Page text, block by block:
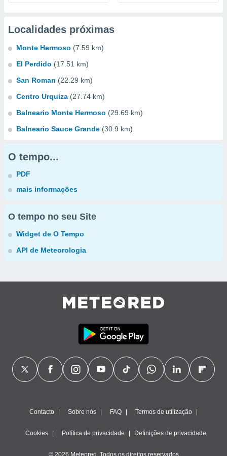
Localidades próximas
Monte Hermoso (7.59 km)
El Perdido (17.51 km)
San Roman (22.29 km)
Centro Urquiza (27.74 km)
Balneario Monte Hermoso (29.69 km)
Balneario Sauce Grande (30.9 km)
O tempo...
PDF
mais informações
O tempo no seu Site
Widget de O Tempo
API de Meteorologia
Contacto Sobre nós FAQ Termos de utilização
Cookies Política de privacidade Definições de privacidade
© 2026 Meteored. Todos os direitos reservados